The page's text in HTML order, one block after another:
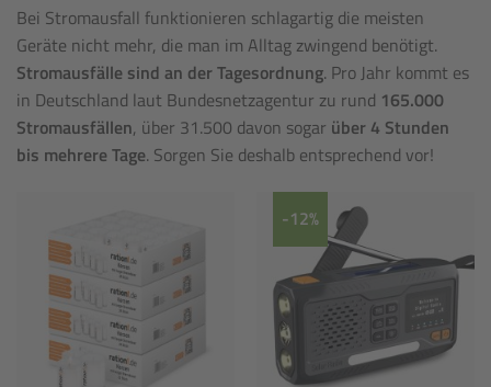
Bei Stromausfall funktionieren schlagartig die meisten
Geräte nicht mehr, die man im Alltag zwingend benötigt.
Stromausfälle sind an der Tagesordnung. Pro Jahr kommt es
in Deutschland laut Bundesnetzagentur zu rund 165.000
Stromausfällen, über 31.500 davon sogar über 4 Stunden
bis mehrere Tage. Sorgen Sie deshalb entsprechend vor!
-12%